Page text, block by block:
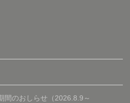
のおしらせ（2026.8.9～